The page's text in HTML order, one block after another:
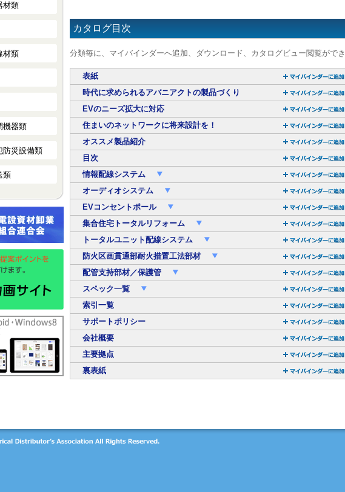
カタログ目次
分類毎に、マイバインダーへ追加、ダウンロード、カタログビュー閲覧がで
表紙
時代に求められるアバニアクトの製品づくり
EVのニーズ拡大に対応
住まいのネットワークに将来設計を！
オススメ製品紹介
目次
情報配線システム
オーディオシステム
EVコンセントポール
集合住宅トータルリフォーム
トータルユニット配線システム
防火区画貫通部耐火措置工法部材
配管支持部材／保護管
スペック一覧
索引一覧
サポートポリシー
会社概要
主要拠点
裏表紙
材類
材類
機器類
防災設備類
類